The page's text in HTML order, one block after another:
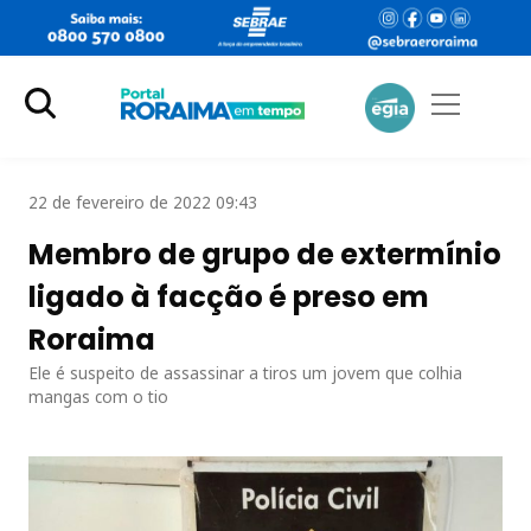
22 de fevereiro de 2022 09:43
Membro de grupo de extermínio
ligado à facção é preso em
Roraima
Ele é suspeito de assassinar a tiros um jovem que colhia
mangas com o tio